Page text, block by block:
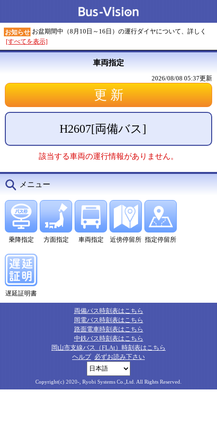
お知らせ お盆期間中（8月10日～16日）の運行ダイヤについて、詳しく
[すべてを表示]
車両指定
2026/08/08 05:37更新
H2607[両備バス]
該当する車両の運行情報がありません。
メニュー
乗降指定 方面指定 車両指定 近傍停留所 指定停留所
遅延証明書
両備バス時刻表はこちら
岡電バス時刻表はこちら
路面電車時刻表はこちら
中鉄バス時刻表はこちら
岡山市支線バス（FLAt）時刻表はこちら
ヘルプ 必ずお読み下さい
Copyright(c) 2020-, Ryobi Systems Co.,Ltd. All Rights Reserved.